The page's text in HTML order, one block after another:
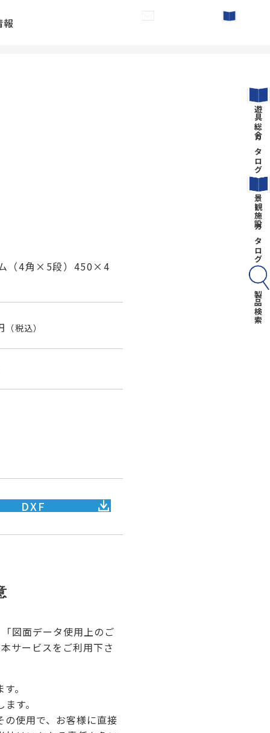
報
遊具総合カタログ
景観施設カタログ
製品検索
（4角×5段）450×4
（税込）
DXF
図面データ使用上のご
サービスをご利用下さ
。
す。
使用で、お客様に直接